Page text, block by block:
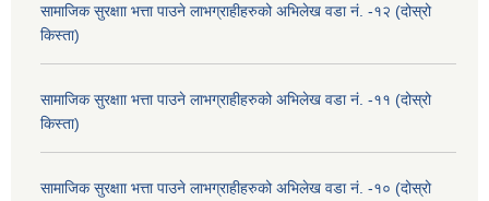
सामाजिक सुरक्षाा भत्ता पाउने लाभग्राहीहरुको अभिलेख वडा नं. -१२ (दोस्रो
किस्ता)
सामाजिक सुरक्षाा भत्ता पाउने लाभग्राहीहरुको अभिलेख वडा नं. -११ (दोस्रो
किस्ता)
सामाजिक सुरक्षाा भत्ता पाउने लाभग्राहीहरुको अभिलेख वडा नं. -१० (दोस्रो